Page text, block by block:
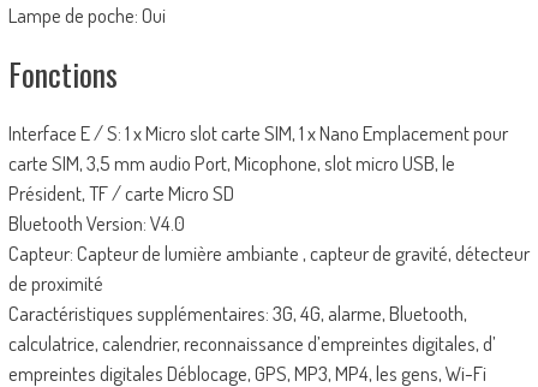
Lampe de poche: Oui
Fonctions
Interface E / S: 1 x Micro slot carte SIM, 1 x Nano Emplacement pour
carte SIM, 3,5 mm audio Port, Micophone, slot micro USB, le
Président, TF / carte Micro SD
Bluetooth Version: V4.0
Capteur: Capteur de lumière ambiante , capteur de gravité, détecteur
de proximité
Caractéristiques supplémentaires: 3G, 4G, alarme, Bluetooth,
calculatrice, calendrier, reconnaissance d’empreintes digitales, d’
empreintes digitales Déblocage, GPS, MP3, MP4, les gens, Wi-Fi